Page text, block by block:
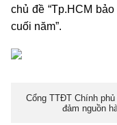
chủ đề “Tp.HCM
cuối năm”.
Cổng TTĐT Chính
đảm nguồn